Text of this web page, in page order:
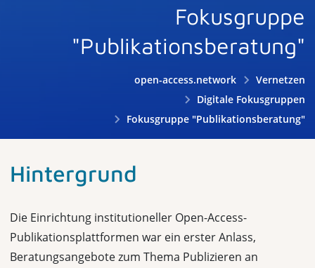
Fokusgruppe
"Publikationsberatung"
open-access.network
Vernetzen
Digitale Fokusgruppen
Fokusgruppe "Publikationsberatung"
Hintergrund
Die Einrichtung institutioneller Open-Access-
Publikationsplattformen war ein erster Anlass,
Beratungsangebote zum Thema Publizieren an